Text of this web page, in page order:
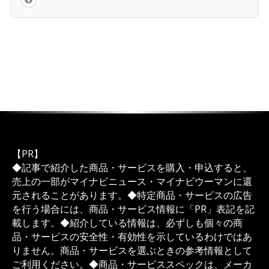
【PR】
◆記事で紹介した商品・サービスを購入・申込すると、
売上の一部がマイナビニュース・マイナビウーマンに還
元されることがあります。◆特定商品・サービスの広告
を行う場合には、商品・サービス情報に「PR」表記を記
載します。◆紹介している情報は、必ずしも個々の商
品・サービスの安全性・有効性を示しているわけではあ
りません。商品・サービスを選ぶときの参考情報として
ご利用ください。◆商品・サービススペックは、メーカ